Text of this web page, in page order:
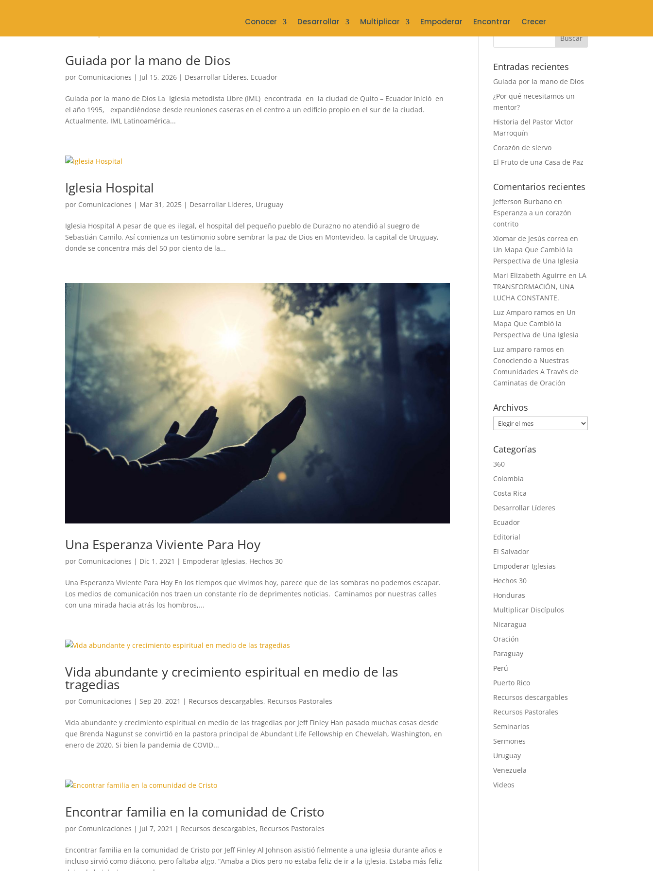
Conocer Desarrollar Multiplicar Empoderar Encontrar Crecer
Guiada por la mano de Dios
por Comunicaciones | Jul 15, 2026 | Desarrollar Líderes, Ecuador
Guiada por la mano de Dios La Iglesia metodista Libre (IML) encontrada en la ciudad de Quito – Ecuador inició en
el año 1995, expandiéndose desde reuniones caseras en el centro a un edificio propio en el sur de la ciudad.
Actualmente, IML Latinoamérica...
Iglesia Hospital
por Comunicaciones | Mar 31, 2025 | Desarrollar Líderes, Uruguay
Iglesia Hospital A pesar de que es ilegal, el hospital del pequeño pueblo de Durazno no atendió al suegro de
Sebastián Camilo. Así comienza un testimonio sobre sembrar la paz de Dios en Montevideo, la capital de Uruguay,
donde se concentra más del 50 por ciento de la...
Una Esperanza Viviente Para Hoy
por Comunicaciones | Dic 1, 2021 | Empoderar Iglesias, Hechos 30
Una Esperanza Viviente Para Hoy En los tiempos que vivimos hoy, parece que de las sombras no podemos escapar.
Los medios de comunicación nos traen un constante río de deprimentes noticias. Caminamos por nuestras calles
con una mirada hacia atrás los hombros,...
Vida abundante y crecimiento espiritual en medio de las
tragedias
por Comunicaciones | Sep 20, 2021 | Recursos descargables, Recursos Pastorales
Vida abundante y crecimiento espiritual en medio de las tragedias por Jeff Finley Han pasado muchas cosas desde
que Brenda Nagunst se convirtió en la pastora principal de Abundant Life Fellowship en Chewelah, Washington, en
enero de 2020. Si bien la pandemia de COVID...
Encontrar familia en la comunidad de Cristo
por Comunicaciones | Jul 7, 2021 | Recursos descargables, Recursos Pastorales
Encontrar familia en la comunidad de Cristo por Jeff Finley Al Johnson asistió fielmente a una iglesia durante años e
incluso sirvió como diácono, pero faltaba algo. “Amaba a Dios pero no estaba feliz de ir a la iglesia. Estaba más feliz
Entradas recientes
Guiada por la mano de Dios
¿Por qué necesitamos un
mentor?
Historia del Pastor Victor
Marroquín
Corazón de siervo
El Fruto de una Casa de Paz
Comentarios recientes
Jefferson Burbano en
Esperanza a un corazón
contrito
Xiomar de Jesús correa en
Un Mapa Que Cambió la
Perspectiva de Una Iglesia
Mari Elizabeth Aguirre en LA
TRANSFORMACIÓN, UNA
LUCHA CONSTANTE.
Luz Amparo ramos en Un
Mapa Que Cambió la
Perspectiva de Una Iglesia
Luz amparo ramos en
Conociendo a Nuestras
Comunidades A Través de
Caminatas de Oración
Archivos
Archivos
Categorías
360
Colombia
Costa Rica
Desarrollar Líderes
Ecuador
Editorial
El Salvador
Empoderar Iglesias
Hechos 30
Honduras
Multiplicar Discípulos
Nicaragua
Oración
Paraguay
Perú
Puerto Rico
Recursos descargables
Recursos Pastorales
Seminarios
Sermones
Uruguay
Venezuela
Videos